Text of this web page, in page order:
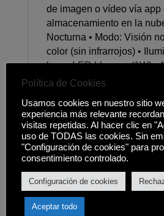
de imagen o vídeo vía app
almacenamiento en la
Nocturna • Modo: Visión
color (sin infrarrojos) •
luces LED blancas (1W) -
mínimo: 15 metros Audio •
Altavoz incorporado:
(permite emitir alarmas)
Peso • Tamaño del
100 mm ±3 mm • Peso:
accesorios) Contenido del
cámara XO-CR10 • 1 panel
soporte de montaje • 1
y tacos (2+2)
Política de Cookies
Usamos cookies en nuestro sitio
experiencia más relevante
visitas repetidas. Al hacer clic en
uso de TODAS las cookies. Sin
"Configuración de cookies" para
consentimiento controlado.
Configuración de cookies
Aceptar todo